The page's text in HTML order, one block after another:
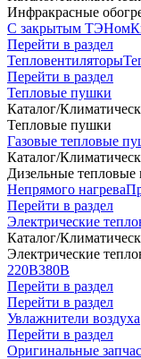
Инфракрасные
С закрытым ТЭНом
Перейти в раздел
Тепловентиляторы
Перейти в раздел
Тепловые пушки
Каталог/
Тепловые пушки
Газовые тепловые
Каталог/
Дизельные
Непрямого нагрева
Перейти в раздел
Электрические
Каталог/
Электрические
220В380В
Перейти в раздел
Перейти в раздел
Увлажнители воздуха
Перейти в раздел
Оригинальные